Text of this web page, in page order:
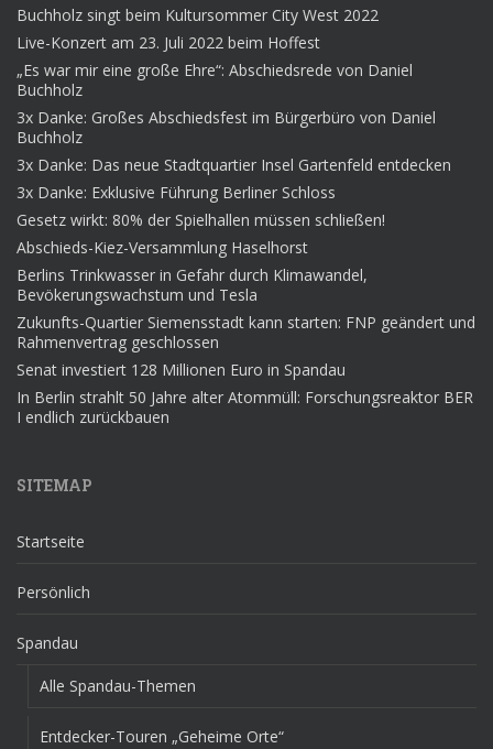
Buchholz singt beim Kultursommer City West 2022
Live-Konzert am 23. Juli 2022 beim Hoffest
„Es war mir eine große Ehre“: Abschiedsrede von Daniel
Buchholz
3x Danke: Großes Abschiedsfest im Bürgerbüro von Daniel
Buchholz
3x Danke: Das neue Stadtquartier Insel Gartenfeld entdecken
3x Danke: Exklusive Führung Berliner Schloss
Gesetz wirkt: 80% der Spielhallen müssen schließen!
Abschieds-Kiez-Versammlung Haselhorst
Berlins Trinkwasser in Gefahr durch Klimawandel,
Bevökerungswachstum und Tesla
Zukunfts-Quartier Siemensstadt kann starten: FNP geändert und
Rahmenvertrag geschlossen
Senat investiert 128 Millionen Euro in Spandau
In Berlin strahlt 50 Jahre alter Atommüll: Forschungsreaktor BER
I endlich zurückbauen
SITEMAP
Startseite
Persönlich
Spandau
Alle Spandau-Themen
Entdecker-Touren „Geheime Orte“